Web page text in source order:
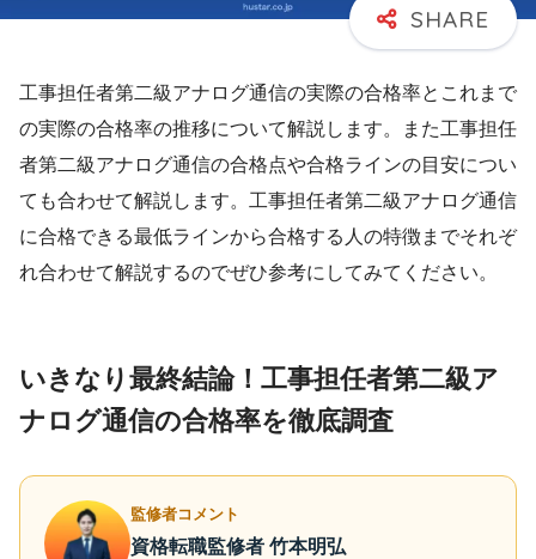
工事担任者第二級アナログ通信の実際の合格率とこれまで
の実際の合格率の推移について解説します。また工事担任
者第二級アナログ通信の合格点や合格ラインの目安につい
ても合わせて解説します。工事担任者第二級アナログ通信
に合格できる最低ラインから合格する人の特徴までそれぞ
れ合わせて解説するのでぜひ参考にしてみてください。
いきなり最終結論！工事担任者第二級ア
ナログ通信の合格率を徹底調査
監修者コメント
資格転職監修者 竹本明弘